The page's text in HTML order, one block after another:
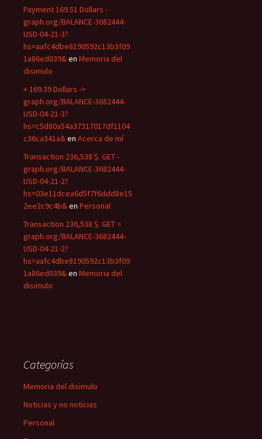
Payment 169.51 Dollars -
graph.org/BALANCE-3682444-
USD-04-21-3?
hs=aafc4dbe8190592c13b3f09
1a86ed039&en Memoria del
disimulo
+ 169.39 Dollars ->
graph.org/BALANCE-3682444-
USD-04-21-3?
hs=c5d80a54a37317017df1104
c36ca341a&en Acerca de mí
Transaction 236,538 $. GET -
graph.org/BALANCE-3682444-
USD-04-21-2?
hs=03e11dcea6d5f7f6ddd8e15
2ee2c9c4b&en Personal
Transaction 236,538 $. GET >
graph.org/BALANCE-3682444-
USD-04-21-2?
hs=aafc4dbe8190592c13b3f09
1a86ed039&en Memoria del
disimulo
Categorías
Memoria del disimulo
Noticias y no noticias
Personal